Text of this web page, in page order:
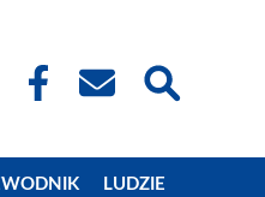
LUDZIE